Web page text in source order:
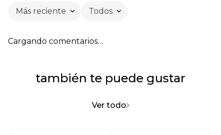
Título
Califica el producto de 1 a 5 estrellas
Más reciente Todos
Cargando comentarios…
también te puede gustar
Ver todo